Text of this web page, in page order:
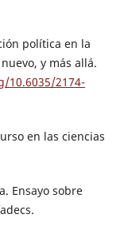
política en la
y más allá.
10.6035/2174-
en las ciencias
Ensayo sobre